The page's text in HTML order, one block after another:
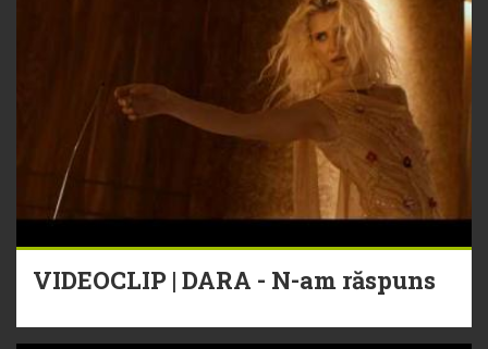
VIDEOCLIP | DARA - N-am răspuns